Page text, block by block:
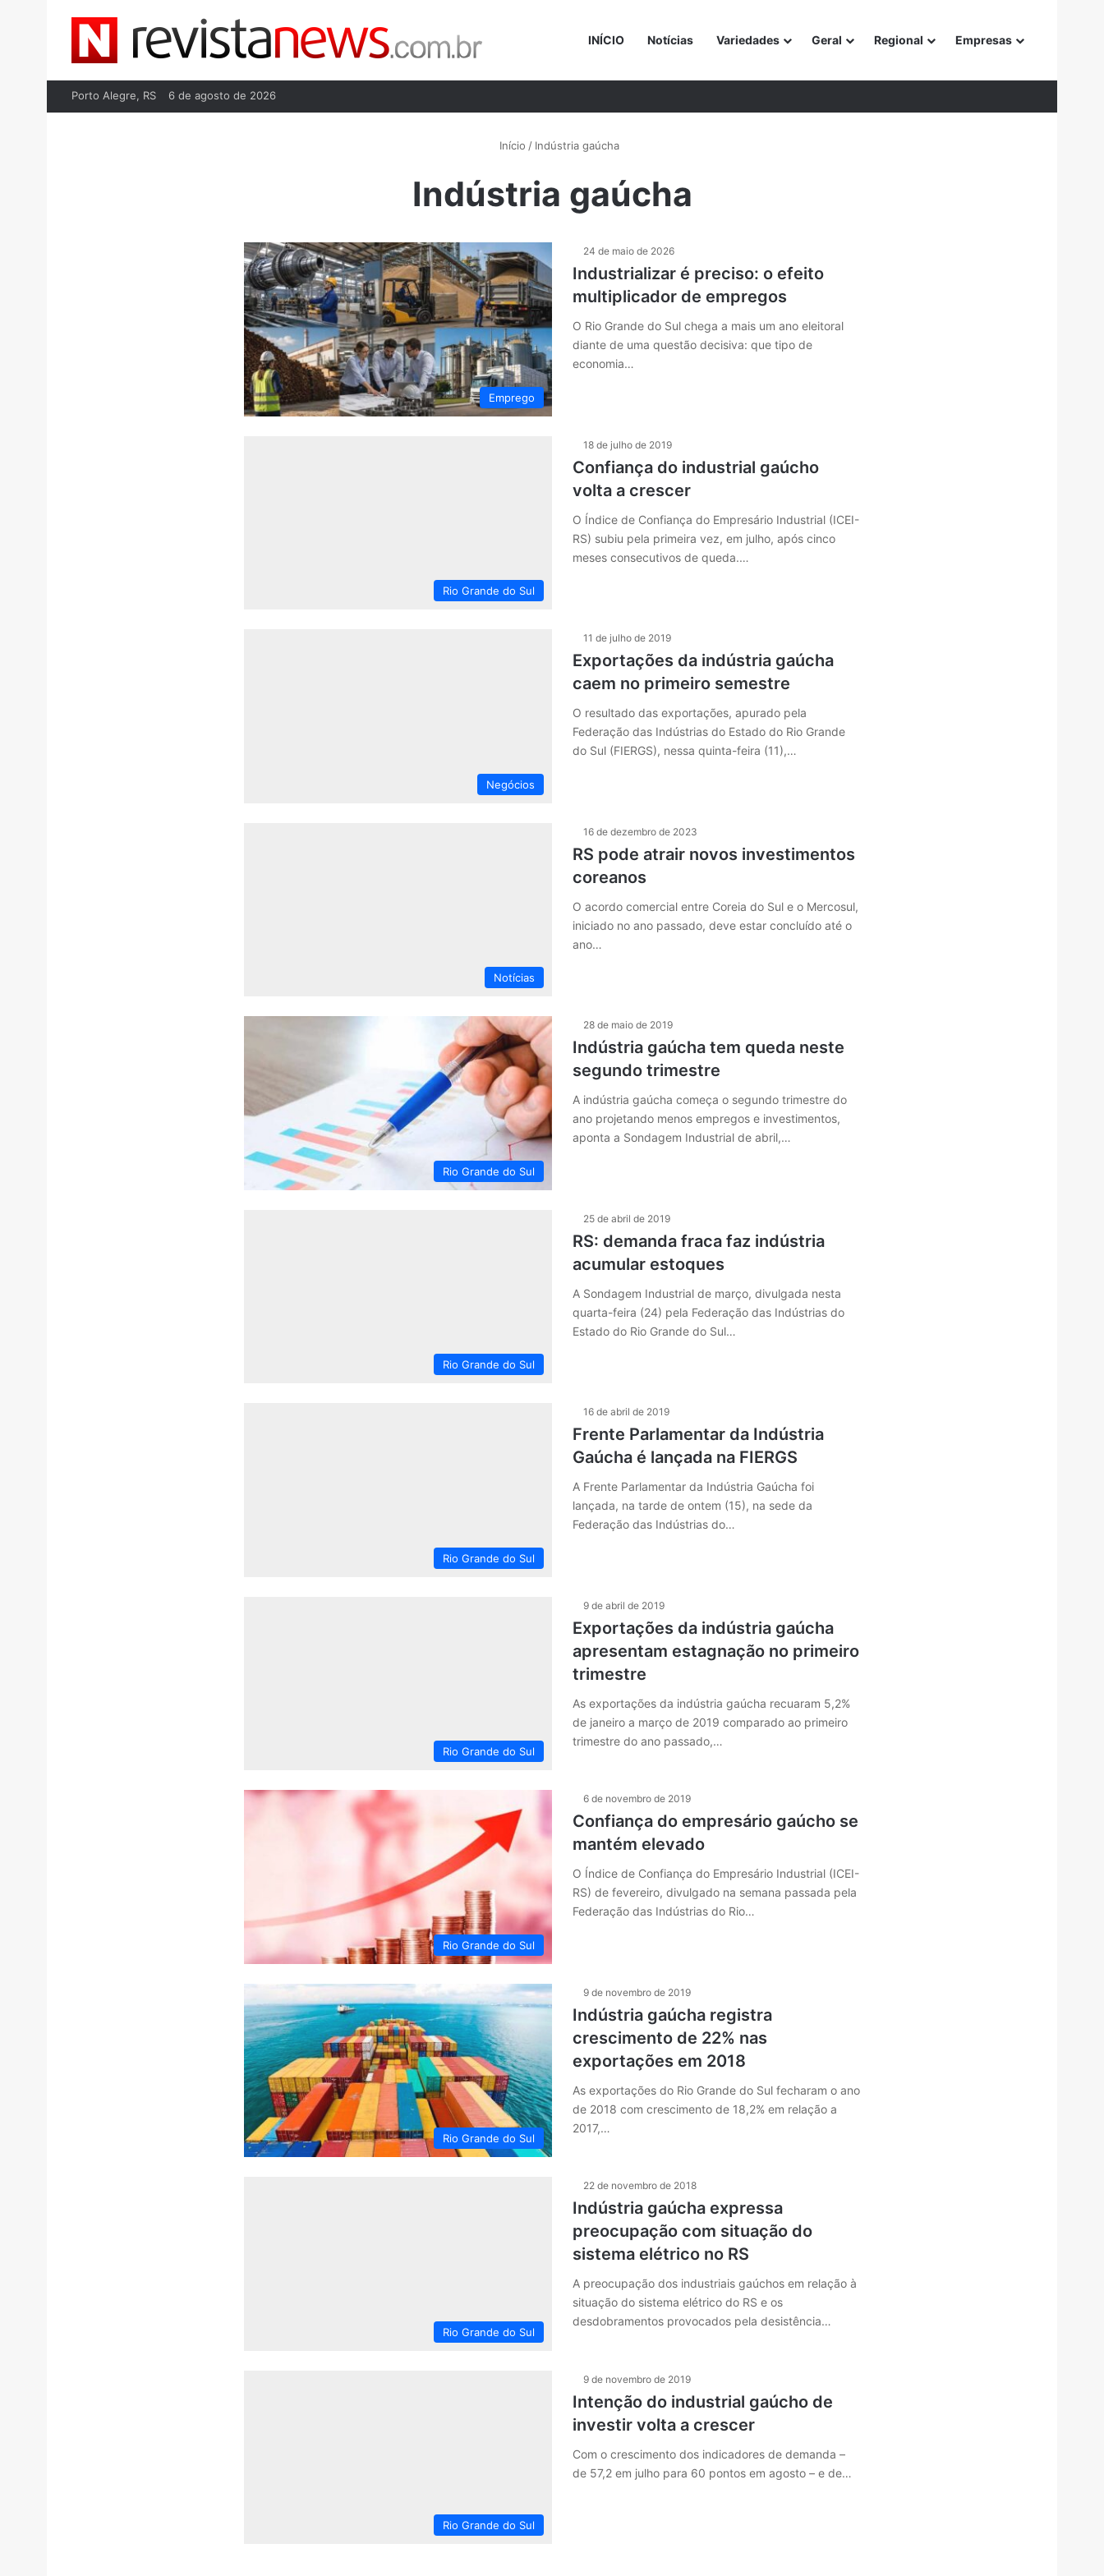
INÍCIO Notícias Variedades Geral Regional Empresas
Porto Alegre, RS 6 de agosto de 2026
Início / Indústria gaúcha
Indústria gaúcha
Emprego
24 de maio de 2026
Industrializar é preciso: o efeito
multiplicador de empregos
O Rio Grande do Sul chega a mais um ano eleitoral
diante de uma questão decisiva: que tipo de
economia…
Rio Grande do Sul
18 de julho de 2019
Confiança do industrial gaúcho
volta a crescer
O Índice de Confiança do Empresário Industrial (ICEI-
RS) subiu pela primeira vez, em julho, após cinco
meses consecutivos de queda.…
Negócios
11 de julho de 2019
Exportações da indústria gaúcha
caem no primeiro semestre
O resultado das exportações, apurado pela
Federação das Indústrias do Estado do Rio Grande
do Sul (FIERGS), nessa quinta-feira (11),…
Notícias
16 de dezembro de 2023
RS pode atrair novos investimentos
coreanos
O acordo comercial entre Coreia do Sul e o Mercosul,
iniciado no ano passado, deve estar concluído até o
ano…
Rio Grande do Sul
28 de maio de 2019
Indústria gaúcha tem queda neste
segundo trimestre
A indústria gaúcha começa o segundo trimestre do
ano projetando menos empregos e investimentos,
aponta a Sondagem Industrial de abril,…
Rio Grande do Sul
25 de abril de 2019
RS: demanda fraca faz indústria
acumular estoques
A Sondagem Industrial de março, divulgada nesta
quarta-feira (24) pela Federação das Indústrias do
Estado do Rio Grande do Sul…
Rio Grande do Sul
16 de abril de 2019
Frente Parlamentar da Indústria
Gaúcha é lançada na FIERGS
A Frente Parlamentar da Indústria Gaúcha foi
lançada, na tarde de ontem (15), na sede da
Federação das Indústrias do…
Rio Grande do Sul
9 de abril de 2019
Exportações da indústria gaúcha
apresentam estagnação no primeiro
trimestre
As exportações da indústria gaúcha recuaram 5,2%
de janeiro a março de 2019 comparado ao primeiro
trimestre do ano passado,…
Rio Grande do Sul
6 de novembro de 2019
Confiança do empresário gaúcho se
mantém elevado
O Índice de Confiança do Empresário Industrial (ICEI-
RS) de fevereiro, divulgado na semana passada pela
Federação das Indústrias do Rio…
Rio Grande do Sul
9 de novembro de 2019
Indústria gaúcha registra
crescimento de 22% nas
exportações em 2018
As exportações do Rio Grande do Sul fecharam o ano
de 2018 com crescimento de 18,2% em relação a
2017,…
Rio Grande do Sul
22 de novembro de 2018
Indústria gaúcha expressa
preocupação com situação do
sistema elétrico no RS
A preocupação dos industriais gaúchos em relação à
situação do sistema elétrico do RS e os
desdobramentos provocados pela desistência…
Rio Grande do Sul
9 de novembro de 2019
Intenção do industrial gaúcho de
investir volta a crescer
Com o crescimento dos indicadores de demanda –
de 57,2 em julho para 60 pontos em agosto – e de…